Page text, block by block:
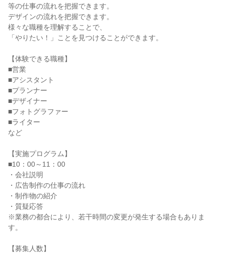
等の仕事の流れを把握できます。
デザインの流れを把握できます。
様々な職種を理解することで、
「やりたい！」ことを見つけることができます。
【体験できる職種】
■営業
■アシスタント
■プランナー
■デザイナー
■フォトグラファー
■ライター
など
【実施プログラム】
■10：00～11：00
・会社説明
・広告制作の仕事の流れ
・制作物の紹介
・質疑応答
※業務の都合により、若干時間の変更が発生する場合もありま
す。
【募集人数】